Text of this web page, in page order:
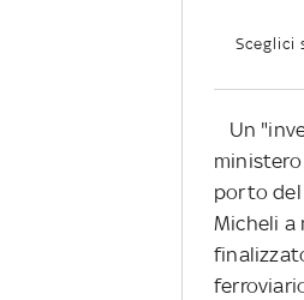
Sceglici
Un
porto del
Micheli a